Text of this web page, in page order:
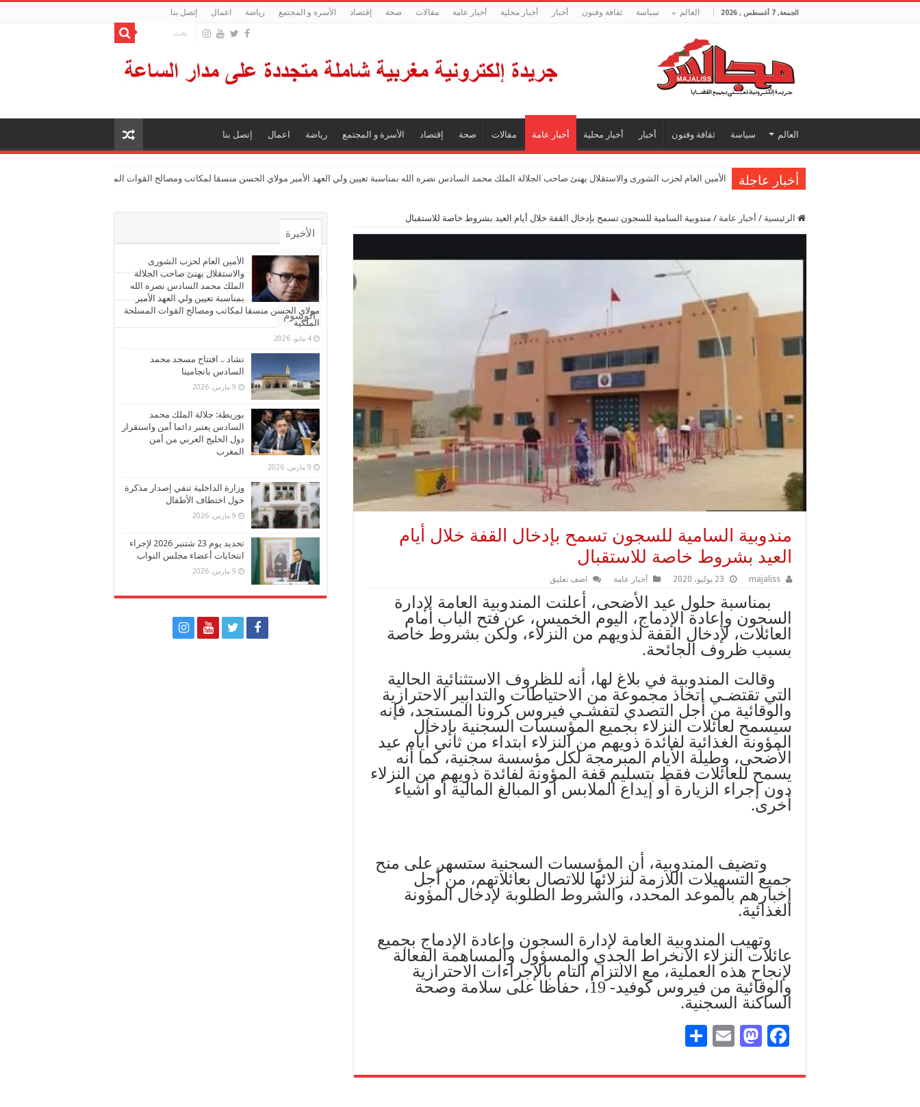
الجمعة, 7 أغسطس , 2026 العالم سياسة ثقافة وفنون أخبار أخبار محلية أخبار عامة مقالات صحة إقتصاد الأسرة و المجتمع رياضة اعمال إتصل بنا
العالم سياسة ثقافة وفنون أخبار أخبار محلية أخبار عامة مقالات صحة إقتصاد الأسرة و المجتمع رياضة اعمال إتصل بنا
أخبار عاجلة الأمين العام لحزب الشورى والاستقلال يهنئ صاحب الجلالة الملك محمد السادس نصره الله بمناسبة تعيين ولي العهد الأمير مولاي الحسن منسقا لمكاتب ومصالح القوات المسلحة الملكية
الرئيسية / أخبار عامة / مندوبية السامية للسجون تسمح بإدخال القفة خلال أيام العيد بشروط خاصة للاستقبال
مندوبية السامية للسجون تسمح بإدخال القفة خلال أيام
العيد بشروط خاصة للاستقبال
majaliss 23 يوليو، 2020 أخبار عامة اضف تعليق
بمناسبة حلول عيد الأضحى، أعلنت المندوبية العامة لإدارة
السجون وإعادة الإدماج، اليوم الخميس، عن فتح الباب أمام
العائلات، لإدخال القفة لذويهم من النزلاء، ولكن بشروط خاصة
بسبب ظروف الجائحة.
وقالت المندوبية في بلاغ لها، أنه للظروف الاستثنائية الحالية
التي تقتضـي اتخاذ مجموعة من الاحتياطات والتدابير الاحترازية
والوقائية من أجل التصدي لتفشـي فيروس كرونا المستجد، فإنه
سيسمح لعائلات النزلاء بجميع المؤسسات السجنية بإدخال
المؤونة الغذائية لفائدة ذويهم من النزلاء ابتداء من ثاني أيام عيد
الأضحى، وطيلة الأيام المبرمجة لكل مؤسسة سجنية، كما أنه
يسمح للعائلات فقط بتسليم قفة المؤونة لفائدة ذويهم من النزلاء
دون إجراء الزيارة أو إيداع الملابس أو المبالغ المالية أو أشياء
أخرى.
وتضيف المندوبية، أن المؤسسات السجنية ستسهر على منح
جميع التسهيلات اللازمة لنزلائها للاتصال بعائلاتهم، من أجل
إخبارهم بالموعد المحدد، والشروط الطلوبة لإدخال المؤونة
الغذائية.
وتهيب المندوبية العامة لإدارة السجون وإعادة الإدماج بجميع
عائلات النزلاء الانخراط الجدي والمسؤول والمساهمة الفعالة
لإنجاح هذه العملية، مع الالتزام التام بالإجراءات الاحترازية
والوقائية من فيروس كوفيد- 19، حفاظا على سلامة وصحة
الساكنة السجنية.
Fa
bo
M
to
E
ail
re
الأخيرة
الأشهر
تعليقات
الوسوم
الأمين العام لحزب الشورى
والاستقلال يهنئ صاحب الجلالة
الملك محمد السادس نصره الله
بمناسبة تعيين ولي العهد الأمير
مولاي الحسن منسقا لمكاتب ومصالح القوات المسلحة
الملكية
4 مايو، 2026
تشاد .. افتتاح مسجد محمد
السادس بانجامينا
9 مارس، 2026
بوريطة: جلالة الملك محمد
السادس يعتبر دائما أمن واستقرار
دول الخليج العربي من أمن
المغرب
9 مارس، 2026
وزارة الداخلية تنفي إصدار مذكرة
حول اختطاف الأطفال
9 مارس، 2026
تحديد يوم 23 شتنبر 2026 لإجراء
انتخابات أعضاء مجلس النواب
9 مارس، 2026